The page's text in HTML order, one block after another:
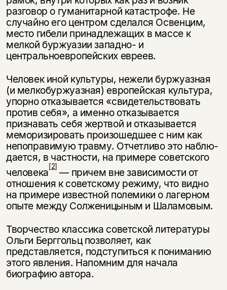
разговор о гуманитар­ной катастрофе. Не
случайно его центром сделался Освенцим,
место гибели принадлежащих в массе к
мелкой буржуазии западно- и
центральноевропейских евреев.
Человек иной культуры, нежели буржуазная
(и мелкобуржуазная) евро­пейская культура,
упорно отказывается «свидетельствовать
против себя», а именно отказывается
признавать себя жертвой и отказывается
меморизировать произошедшее с ним как
непоправимую травму. Отчетливо это наблю­
дается, в частности, на примере советского
человека[2] — причем вне зависи­мости от
отношения к советскому режиму, что видно
на примере известной полемики о лагерном
опыте между Солженицыным и Шаламовым.
Творчество классика советской литературы
Ольги Берггольц позволяет, как
представляется, подступиться к пониманию
этого явления. Напомним для начала
биографию автора.